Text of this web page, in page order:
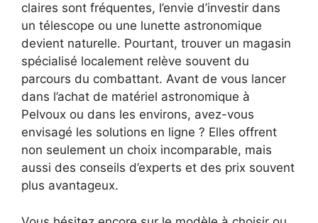
claires sont fréquentes, l’envie d’investir dans
un télescope ou une lunette astronomique
devient naturelle. Pourtant, trouver un magasin
spécialisé localement relève souvent du
parcours du combattant. Avant de vous lancer
dans l’achat de matériel astronomique à
Pelvoux ou dans les environs, avez-vous
envisagé les solutions en ligne ? Elles offrent
non seulement un choix incomparable, mais
aussi des conseils d’experts et des prix souvent
plus avantageux.